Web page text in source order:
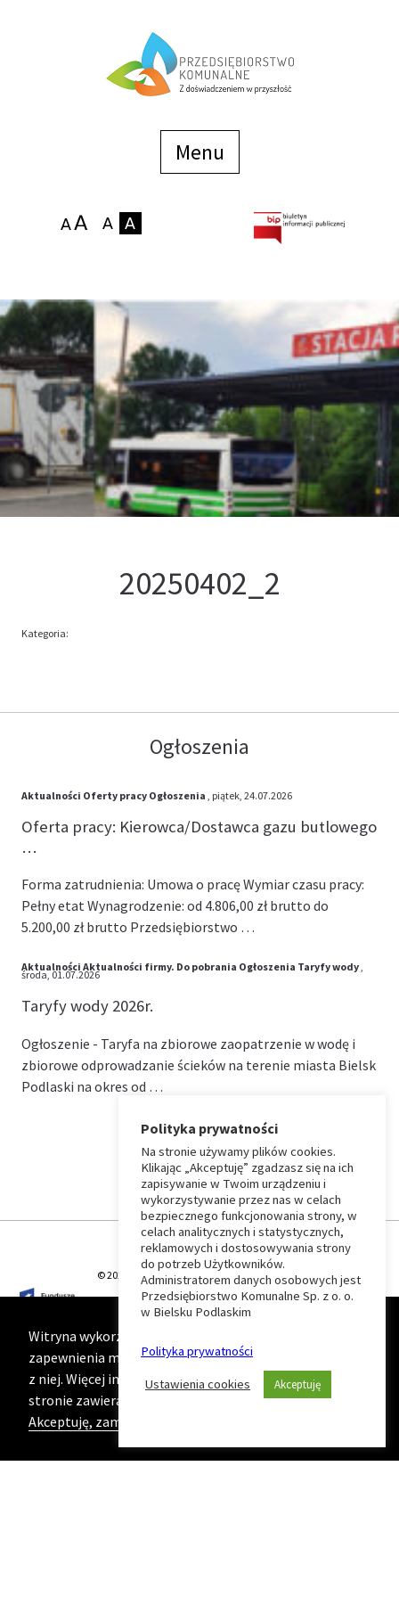
Menu
Zakłady
Podaj stan wodomierza
Kontakt
Oferta
20250402_2
Kategoria:
Ogłoszenia
Aktualności Oferty pracy Ogłoszenia , piątek, 24.07.2026
Oferta pracy: Kierowca/Dostawca gazu butlowego
…
Forma zatrudnienia: Umowa o pracę Wymiar czasu pracy:
Pełny etat Wynagrodzenie: od 4.806,00 zł brutto do
5.200,00 zł brutto Przedsiębiorstwo …
Aktualności Aktualności firmy. Do pobrania Ogłoszenia Taryfy wody,
środa, 01.07.2026
Taryfy wody 2026r.
Ogłoszenie - Taryfa na zbiorowe zaopatrzenie w wodę i
zbiorowe odprowadzanie ścieków na terenie miasta Bielsk
Podlaski na okres od …
⏶
Wróć
do
początku
strony
© 2026 T-Matic Grupa Computer Plus Sp. z o.o.
Witryna wykorzystuje ciasteczka (cookies) w celu
zapewnienia maksymalnej wygody podczas korzystania
z niej. Więcej informacji na ten temat znajduje się na
stronie zawierającej naszą
Politykę prywatności
Akceptuję, zamknij komunikat
Polityka prywatności
Na stronie używamy plików cookies.
Klikając „Akceptuję” zgadzasz się na ich
zapisywanie w Twoim urządzeniu i
wykorzystywanie przez nas w celach
bezpiecznego funkcjonowania strony, w
celach analitycznych i statystycznych,
reklamowych i dostosowywania strony
do potrzeb Użytkowników.
Administratorem danych osobowych jest
Przedsiębiorstwo Komunalne Sp. z o. o.
w Bielsku Podlaskim
Polityka prywatności
Ustawienia cookies Akceptuję